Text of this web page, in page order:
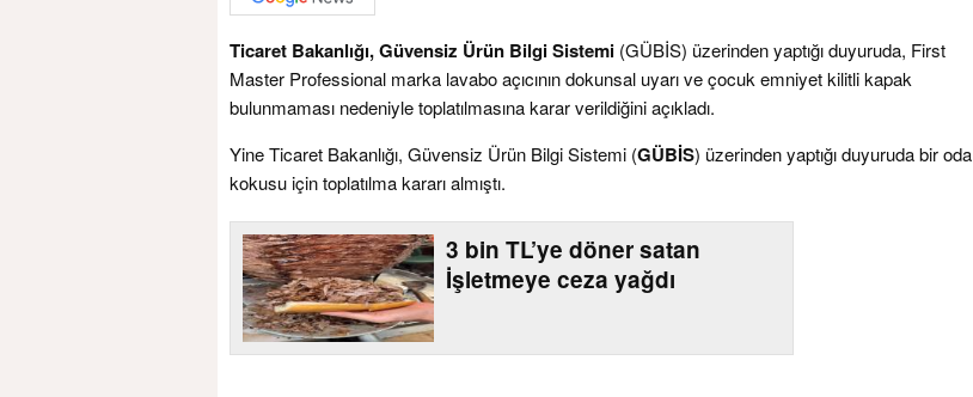
Ticaret Bakanlığı, Güvensiz Ürün Bilgi Sistemi (GÜBİS) üzerinden yaptığı duyuruda, First
Master Professional marka lavabo açıcının dokunsal uyarı ve çocuk emniyet kilitli kapak
bulunmaması nedeniyle toplatılmasına karar verildiğini açıkladı.
Yine Ticaret Bakanlığı, Güvensiz Ürün Bilgi Sistemi (GÜBİS) üzerinden yaptığı duyuruda bir oda
kokusu için toplatılma kararı almıştı.
3 bin TL’ye döner satan
İşletmeye ceza yağdı